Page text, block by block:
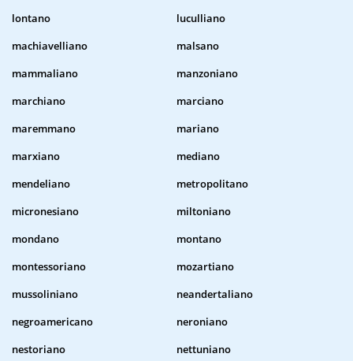
lontano
luculliano
machiavelliano
malsano
mammaliano
manzoniano
marchiano
marciano
maremmano
mariano
marxiano
mediano
mendeliano
metropolitano
micronesiano
miltoniano
mondano
montano
montessoriano
mozartiano
mussoliniano
neandertaliano
negroamericano
neroniano
nestoriano
nettuniano